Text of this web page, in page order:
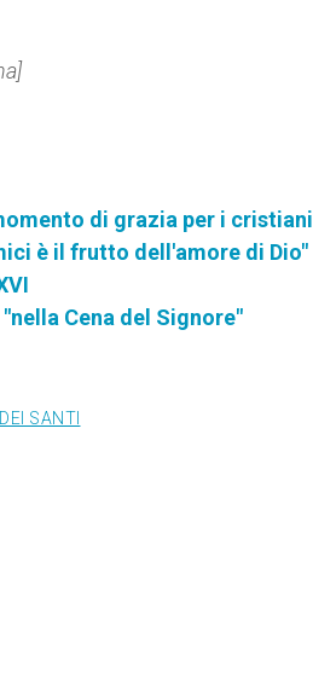
di grazia per i cristiani
è il frutto dell'amore di Dio"
Cena del Signore"
SANTI